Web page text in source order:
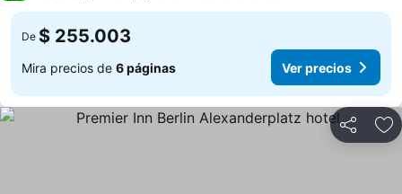
De $ 255.003
Mira precios de 6 páginas Ver precios
Compartir